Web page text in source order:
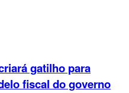
gatilho para
fiscal do governo